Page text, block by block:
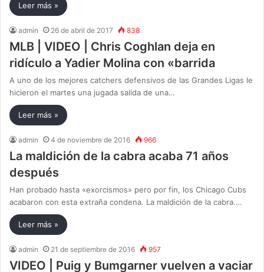
Leer más »
admin 26 de abril de 2017 838
MLB | VIDEO | Chris Coghlan deja en
ridículo a Yadier Molina con «barrida
A uno de los mejores catchers defensivos de las Grandes Ligas le
hicieron el martes una jugada salida de una…
Leer más »
admin 4 de noviembre de 2016 966
La maldición de la cabra acaba 71 años
después
Han probado hasta «exorcismos» pero por fin, los Chicago Cubs
acabaron con esta extraña condena. La maldición de la cabra.…
Leer más »
admin 21 de septiembre de 2016 957
VIDEO | Puig y Bumgarner vuelven a vaciar